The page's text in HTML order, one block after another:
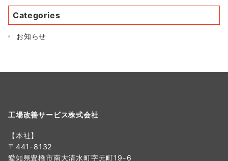
Categories
お知らせ
工場改善サービス株式会社
【本社】
〒441-8132
愛知県豊橋市南大清水町字元町19-6